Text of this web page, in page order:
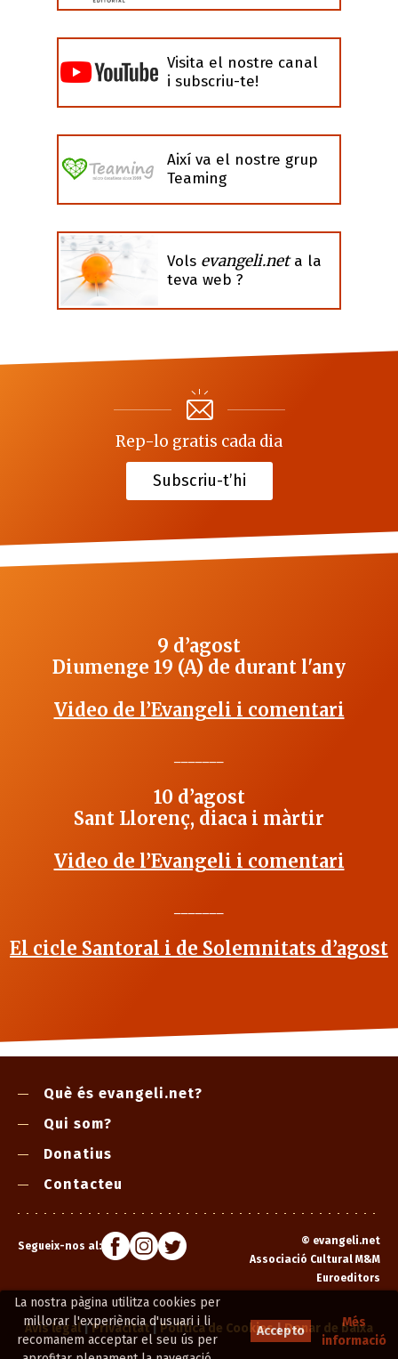
La nostra pàgina utilitza cookies per
millorar l'experiència d'usuari i li
recomanem acceptar el seu ús per
Accepto
Més
informació
Visita el nostre canal
i subscriu-te!
Així va el nostre grup
Teaming
Vols evangeli.neta la
teva web ?
Rep-lo gratis cada dia
Subscriu-t’hi
9 d’agost
Diumenge 19 (A) de durant l'any
Video de l’Evangeli i comentari
10 d’agost
Sant Llorenç, diaca i màrtir
Video de l’Evangeli i comentari
El cicle Santoral i de Solemnitats d’agost
Què és evangeli.net?
Qui som?
Donatius
Contacteu
Segueix-nos al: © evangeli.net
Associació Cultural M&M
Euroeditors
Avís legal|Privacitat| Política de Cookies|Donar de baixa